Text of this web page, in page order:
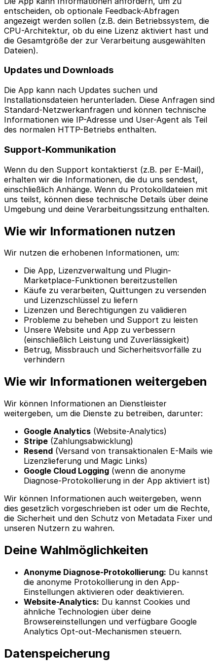
entscheiden, ob optionale Feedback-Abfragen
angezeigt werden sollen (z.B. dein Betriebssystem, die
CPU-Architektur, ob du eine Lizenz aktiviert hast und
die Gesamtgröße der zur Verarbeitung ausgewählten
Dateien).
Updates und Downloads
Die App kann nach Updates suchen und
Installationsdateien herunterladen. Diese Anfragen sind
Standard-Netzwerkanfragen und können technische
Informationen wie IP-Adresse und User-Agent als Teil
des normalen HTTP-Betriebs enthalten.
Support-Kommunikation
Wenn du den Support kontaktierst (z.B. per E-Mail),
erhalten wir die Informationen, die du uns sendest,
einschließlich Anhänge. Wenn du Protokolldateien mit
uns teilst, können diese technische Details über deine
Umgebung und deine Verarbeitungssitzung enthalten.
Wie wir Informationen nutzen
Wir nutzen die erhobenen Informationen, um:
Die App, Lizenzverwaltung und Plugin-
Marketplace-Funktionen bereitzustellen
Käufe zu verarbeiten, Quittungen zu versenden
und Lizenzschlüssel zu liefern
Lizenzen und Berechtigungen zu validieren
Probleme zu beheben und Support zu leisten
Unsere Website und App zu verbessern
(einschließlich Leistung und Zuverlässigkeit)
Betrug, Missbrauch und Sicherheitsvorfälle zu
verhindern
Wie wir Informationen weitergeben
Wir können Informationen an Dienstleister
weitergeben, um die Dienste zu betreiben, darunter:
Google Analytics (Website-Analytics)
Stripe (Zahlungsabwicklung)
Resend (Versand von transaktionalen E-Mails wie
Lizenzlieferung und Magic Links)
Google Cloud Logging (wenn die anonyme
Diagnose-Protokollierung in der App aktiviert ist)
Wir können Informationen auch weitergeben, wenn
dies gesetzlich vorgeschrieben ist oder um die Rechte,
die Sicherheit und den Schutz von Metadata Fixer und
unseren Nutzern zu wahren.
Deine Wahlmöglichkeiten
Anonyme Diagnose-Protokollierung: Du kannst
die anonyme Protokollierung in den App-
Einstellungen aktivieren oder deaktivieren.
Website-Analytics: Du kannst Cookies und
ähnliche Technologien über deine
Browsereinstellungen und verfügbare Google
Analytics Opt-out-Mechanismen steuern.
Datenspeicherung